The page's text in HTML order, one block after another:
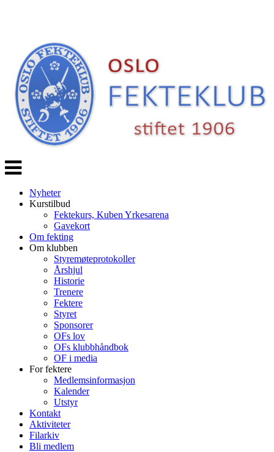
Veksle
navigasjon
Nyheter
Kurstilbud
Fektekurs, Kuben Yrkesarena
Gavekort
Om fekting
Om klubben
Styremøteprotokoller
Årshjul
Historie
Trenere
Fektere
Styret
Sponsorer
OFs lov
OFs klubbhåndbok
OF i media
For fektere
Medlemsinformasjon
Kalender
Utstyr
Kontakt
Aktiviteter
Filarkiv
Bli medlem